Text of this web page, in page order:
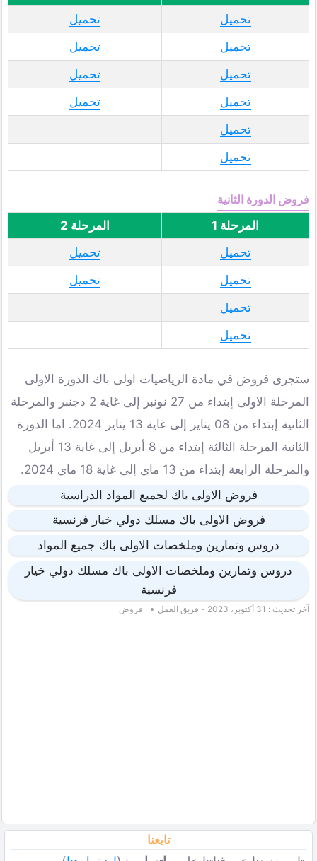
تحميل
تحميل
تحميل
تحميل
تحميل
تحميل
تحميل
تحميل
تحميل
تحميل
فروض الدورة الثانية
المرحلة 1
المرحلة 2
تحميل
تحميل
تحميل
تحميل
تحميل
تحميل
ستجرى فروض في مادة الرياضيات اولى باك الدورة الاولى
المرحلة الاولى إبتداء من 27 نونبر إلى غاية 2 دجنبر والمرحلة
الثانية إبتداء من 08 يناير إلى غاية 13 يناير 2024. اما الدورة
الثانية المرحلة الثالثة إبتداء من 8 أبريل إلى غاية 13 أبريل
والمرحلة الرابعة إبتداء من 13 ماي إلى غاية 18 ماي 2024.
فروض الاولى باك لجميع المواد الدراسية
فروض الاولى باك مسلك دولي خيار فرنسية
دروس وتمارين وملخصات الاولى باك جميع المواد
دروس وتمارين وملخصات الاولى باك مسلك دولي خيار
فرنسية
آخر تحديث : 31 أكتوبر، 2023 - فريق العمل فروض
تابعنا